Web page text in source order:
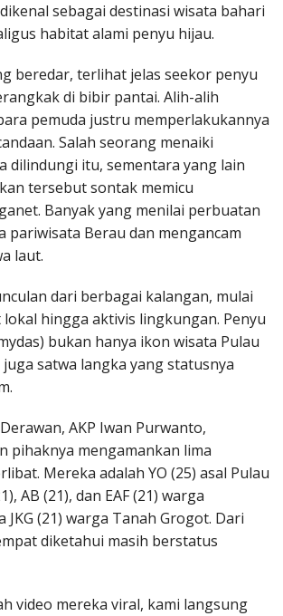
sebagai destinasi wisata bahari
habitat alami penyu hijau.
beredar, terlihat jelas seekor penyu
di bibir pantai. Alih-alih
pemuda justru memperlakukannya
Salah seorang menaiki
dilindungi itu, sementara yang lain
tersebut sontak memicu
Banyak yang menilai perbuatan
pariwisata Berau dan mengancam
laut.
dari berbagai kalangan, mulai
hingga aktivis lingkungan. Penyu
bukan hanya ikon wisata Pulau
satwa langka yang statusnya
AKP Iwan Purwanto,
pihaknya mengamankan lima
Mereka adalah YO (25) asal Pulau
AB (21), dan EAF (21) warga
JKG (21) warga Tanah Grogot. Dari
diketahui masih berstatus
video mereka viral, kami langsung